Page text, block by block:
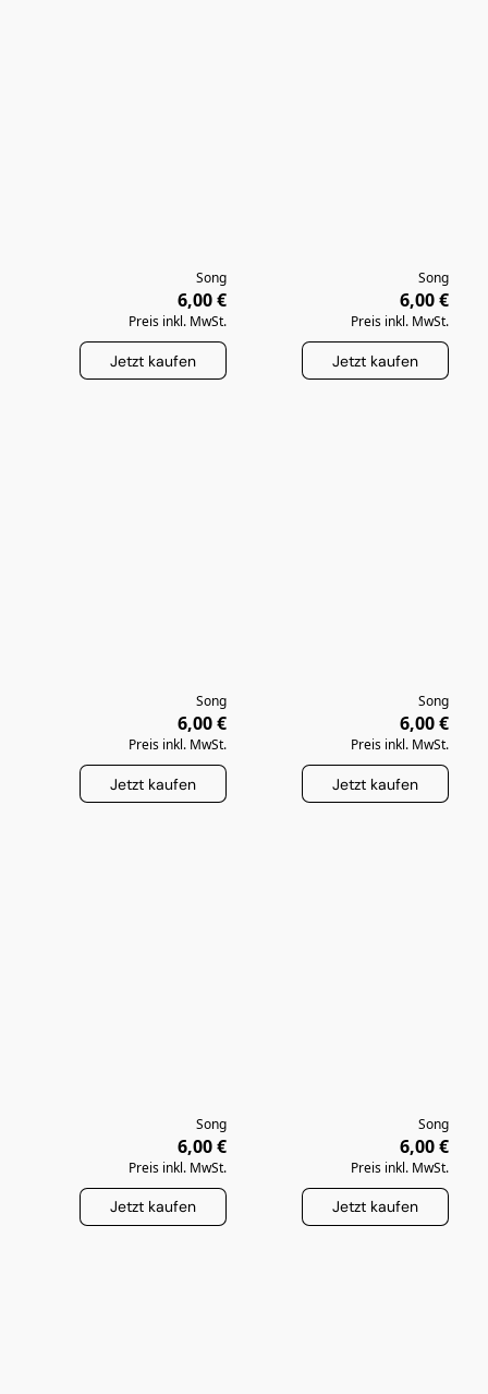
Song
6,00 €
Preis inkl. MwSt.
Jetzt kaufen
Song
6,00 €
Preis inkl. MwSt.
Jetzt kaufen
Song
6,00 €
Preis inkl. MwSt.
Jetzt kaufen
Song
6,00 €
Preis inkl. MwSt.
Jetzt kaufen
Song
6,00 €
Preis inkl. MwSt.
Jetzt kaufen
Song
6,00 €
Preis inkl. MwSt.
Jetzt kaufen